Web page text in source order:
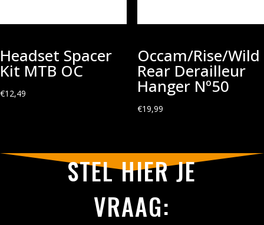
Headset Spacer
Kit MTB OC
€12,49
Occam/Rise/Wild
Rear Derailleur
Hanger Nº50
€19,99
STEL HIER JE
VRAAG: